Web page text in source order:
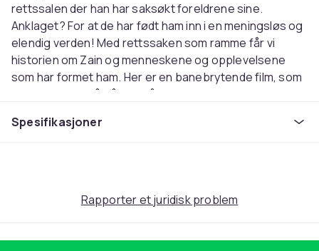
rettssalen der han har saksøkt foreldrene sine.
Anklaget? For at de har født ham inn i en meningsløs og
elendig verden! Med rettssaken som ramme får vi
historien om Zain og menneskene og opplevelsene
som har formet ham. Her er en banebrytende film, som
ikke er redd for å gå rett på sak og ta tak i kjernen av
deler av verden. Samtidig er det historien om en unik
Originaltittel: Capharnaüm
Spesifikasjoner
Rapporter et juridisk problem